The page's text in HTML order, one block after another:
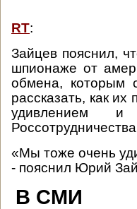
RT:
Зайцев пояснил,
шпионаже от
обмена, которым
рассказать, как
удивлением
«Мы тоже очень
- пояснил Юрий
В СМИ